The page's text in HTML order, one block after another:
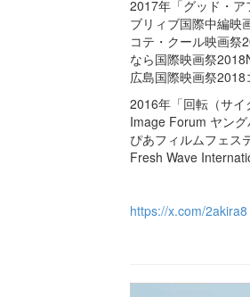
2017年「グッド・ア
ブリィブ国際中編映
コテ・クール映画祭
なら国際映画祭
広島国際映画祭
2016年「回転（サイ
Image Forum ヤン
ぴあフィルムフェス
Fresh Wave
https://x.com/2akira8